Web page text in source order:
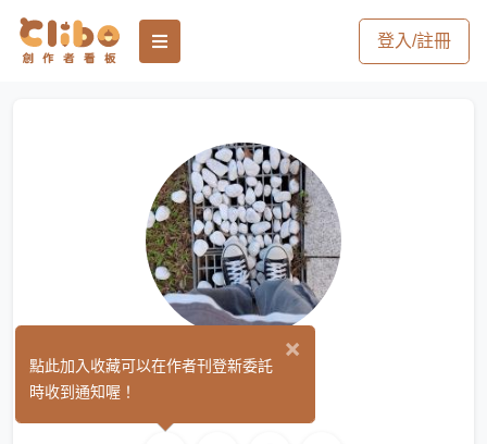
登入/註冊
阿布 (0)
×
點此加入收藏可以在作者刊登新委託
時收到通知喔！